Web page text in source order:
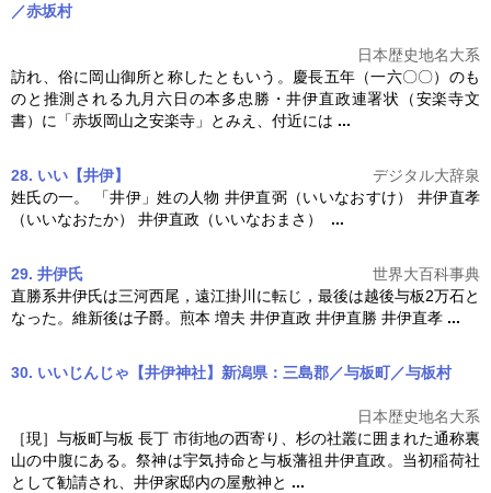
／赤坂村
日本歴史地名大系
訪れ、俗に岡山御所と称したともいう。慶長五年（一六〇〇）のも
のと推測される九月六日の本多忠勝・井伊直政連署状（安楽寺文
書）に「赤坂岡山之安楽寺」とみえ、付近には ...
28. いい【井伊】
デジタル大辞泉
姓氏の一。 「井伊」姓の人物 井伊直弼（いいなおすけ） 井伊直孝
（いいなおたか） 井伊直政 （いいなおまさ） ...
29. 井伊氏
世界大百科事典
直勝系井伊氏は三河西尾，遠江掛川に転じ，最後は越後与板2万石と
なった。維新後は子爵。煎本 増夫 井伊直政 井伊直勝 井伊直孝 ...
30. いいじんじゃ【井伊神社】新潟県：三島郡／与板町／与板村
日本歴史地名大系
［現］与板町与板 長丁 市街地の西寄り、杉の社叢に囲まれた通称裏
山の中腹にある。祭神は宇気持命と与板藩祖井伊直政 。当初稲荷社
として勧請され、井伊家邸内の屋敷神と ...